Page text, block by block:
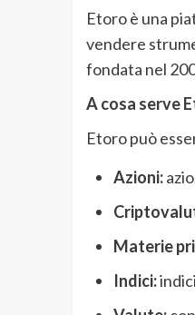
Etoro è una
vendere
fondata nel
A cosa serve
Etoro può
Azioni:
Materie
Indici: